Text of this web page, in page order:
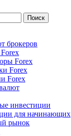
брокеров
Forex
Forex
Forex
инвестиции
для начинающих
рынок